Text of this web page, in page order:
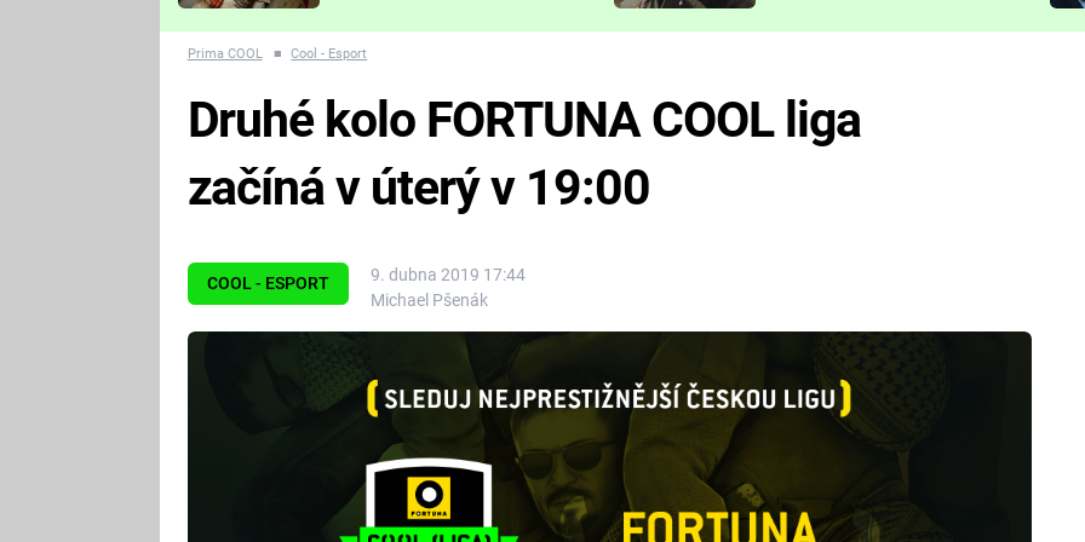
nejvíc zvednou tep?
Prima COOL ■ Cool - Esport
COOL - ESPORT
9. dubna 2019 17:44
Michael Pšenák
Druhé kolo FORTUNA COOL liga
začíná v úterý v 19:00